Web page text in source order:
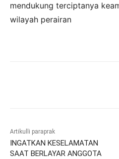
mendukung terciptanya
wilayah perairan
Artikulli paraprak
INGATKAN KESELAMATAN
SAAT BERLAYAR ANGGOTA